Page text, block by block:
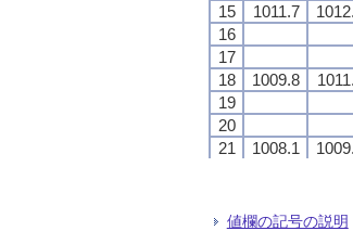
15
1011.7
16
17
18
1009.8
19
20
21
1008.1
24
1007.5
15
1011.7
16
17
18
1009.8
19
20
21
1008.1
24
1007.5
15
1011.7
16
17
18
1009.8
19
20
21
1008.1
24
1007.5
15
1011.7
16
17
18
1009.8
19
20
21
1008.1
24
1007.5
値欄の記号の説明